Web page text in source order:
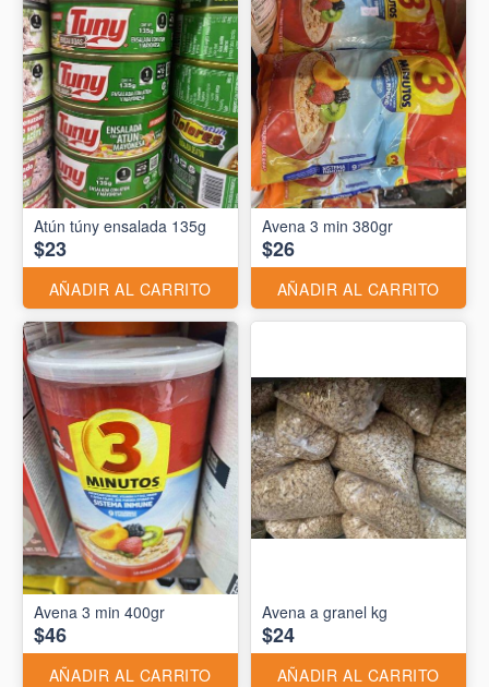
Atún túny ensalada 135g
$23
AÑADIR AL CARRITO
Avena 3 min 380gr
$26
AÑADIR AL CARRITO
Avena 3 min 400gr
$46
AÑADIR AL CARRITO
Avena a granel kg
$24
AÑADIR AL CARRITO